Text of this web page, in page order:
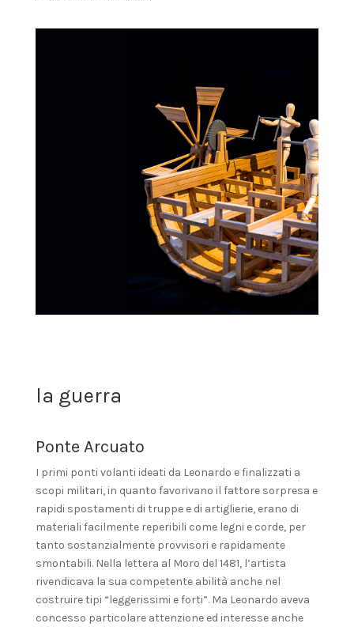
la guerra
Ponte Arcuato
I primi ponti volanti ideati da Leonardo e finalizzati a
scopi militari, in quanto favorivano il fattore sorpresa e
rapidi spostamenti di truppe e di artiglierie, erano di
materiali facilmente reperibili come legni e corde, per
tanto sostanzialmente provvisori e rapidamente
smontabili. Nella lettera al Moro del 1481, l’artista
rivendicava la sua competente abilità anche nel
costruire tipi “leggerissimi e forti”. Ma Leonardo aveva
concesso particolare attenzione ed interesse anche